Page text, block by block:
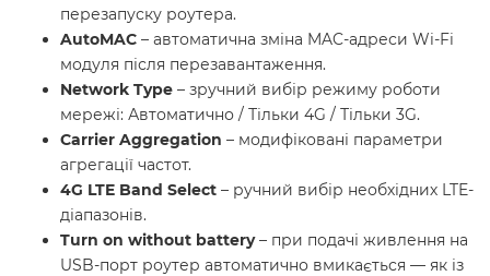
перезапуску роутера.
AutoMAC – автоматична зміна MAC-адреси Wi-Fi
модуля після перезавантаження.
Network Type – зручний вибір режиму роботи
мережі: Автоматично / Тільки 4G / Тільки 3G.
Carrier Aggregation – модифіковані параметри
агрегації частот.
4G LTE Band Select – ручний вибір необхідних LTE-
діапазонів.
Turn on without battery– при подачі живлення на
USB-порт роутер автоматично вмикається — як із